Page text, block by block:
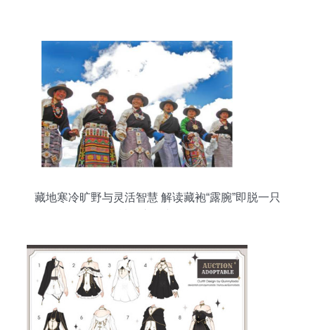
藏地寒冷旷野与灵活智慧 解读藏袍“露腕”即脱一只